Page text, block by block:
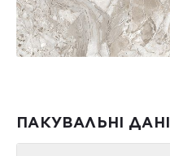
ПАКУВАЛЬНІ ДАНІ